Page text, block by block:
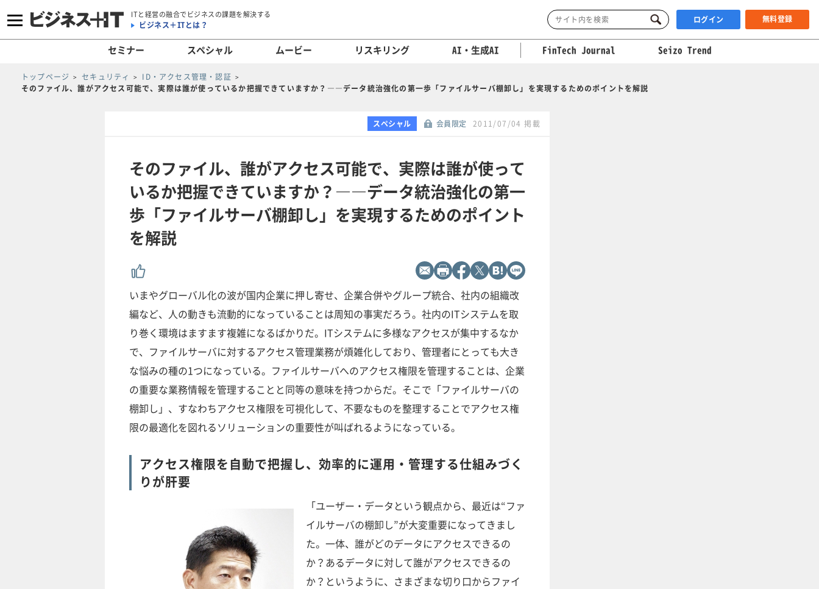
ITと経営の融合でビジネスの課題を解決する
ビジネス＋ITとは？ ログイン 無料登録
セミナー スペシャル ムービー リスキリング AI・生成AI FinTech Journal Seizo Trend
トップページ セキュリティ
ID・アクセス管理・認証
そのファイル、誰がアクセス可能で、実際は誰が使っているか把握できていますか？――データ統治強化の第一歩「ファイルサーバ棚卸し」を実現するためのポイントを解説
スペシャル 会員限定 2011/07/04 掲載
そのファイル、誰がアクセス可能で、実際は誰が使って
いるか把握できていますか？――データ統治強化の第一
歩「ファイルサーバ棚卸し」を実現するためのポイント
を解説
いまやグローバル化の波が国内企業に押し寄せ、企業合併やグループ統合、社内の組織改
編など、人の動きも流動的になっていることは周知の事実だろう。社内のITシステムを取
り巻く環境はますます複雑になるばかりだ。ITシステムに多様なアクセスが集中するなか
で、ファイルサーバに対するアクセス管理業務が煩雑化しており、管理者にとっても大き
な悩みの種の1つになっている。ファイルサーバへのアクセス権限を管理することは、企業
の重要な業務情報を管理することと同等の意味を持つからだ。そこで「ファイルサーバの
棚卸し」、すなわちアクセス権限を可視化して、不要なものを整理することでアクセス権
限の最適化を図れるソリューションの重要性が叫ばれるようになっている。
アクセス権限を自動で把握し、効率的に運用・管理する仕組みづく
りが肝要
「ユーザー・データという観点から、最近は“ファ
イルサーバの棚卸し”が大変重要になってきまし
た。一体、誰がどのデータにアクセスできるの
か？あるデータに対して誰がアクセスできるの
か？というように、さまざまな切り口からファイ